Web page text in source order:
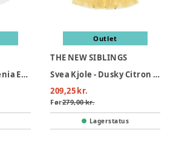
Svelda Kjole - Gardenia EMB
Outlet
THE NEW SIBLINGS
Svea Kjole - Dusky Citron EMB
209,25 kr.
Før279,00 kr.
Lagerstatus